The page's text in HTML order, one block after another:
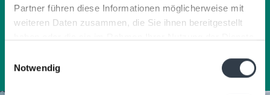
Partner führen diese Informationen möglicherweise mit
weiteren Daten zusammen, die Sie ihnen bereitgestellt
Notwendig
RÉSERVER MAINTENANT